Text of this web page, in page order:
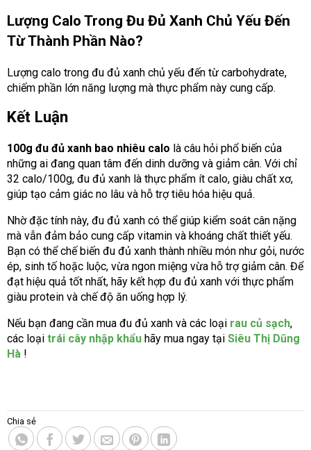
Lượng Calo Trong Đu Đủ Xanh Chủ Yếu Đến
Từ Thành Phần Nào?
Lượng calo trong đu đủ xanh chủ yếu đến từ carbohydrate,
chiếm phần lớn năng lượng mà thực phẩm này cung cấp.
Kết Luận
100g đu đủ xanh bao nhiêu calo là câu hỏi phổ biến của
những ai đang quan tâm đến dinh dưỡng và giảm cân. Với chỉ
32 calo/100g, đu đủ xanh là thực phẩm ít calo, giàu chất xơ,
giúp tạo cảm giác no lâu và hỗ trợ tiêu hóa hiệu quả.
Nhờ đặc tính này, đu đủ xanh có thể giúp kiểm soát cân nặng
mà vẫn đảm bảo cung cấp vitamin và khoáng chất thiết yếu.
Bạn có thể chế biến đu đủ xanh thành nhiều món như gỏi, nước
ép, sinh tố hoặc luộc, vừa ngon miệng vừa hỗ trợ giảm cân. Để
đạt hiệu quả tốt nhất, hãy kết hợp đu đủ xanh với thực phẩm
giàu protein và chế độ ăn uống hợp lý.
Nếu bạn đang cần mua đu đủ xanh và các loại rau củ sạch,
các loại trái cây nhập khẩu hãy mua ngay tại Siêu Thị Dũng
Hà !
Chia sẻ